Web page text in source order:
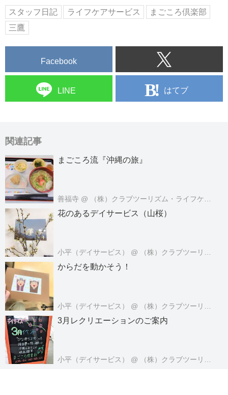
スタッフ日記 ライフケアサービス
まごころ倶楽部
三鷹
Facebook
LINE はてブ
関連記事
まごころ流『沖縄の旅』
善福寺 @ （株）クラブツーリズム・ライフケアサービス
花のあるデイサービス（山桜）
小平（デイサービス） @ （株）クラブツーリズム・ライフケアサービス
からだを動かそう！
小平（デイサービス） @ （株）クラブツーリズム・ライフケアサービス
3月レクリエーションのご案内
小平（デイサービス） @ （株）クラブツーリズム・ライフケアサービス